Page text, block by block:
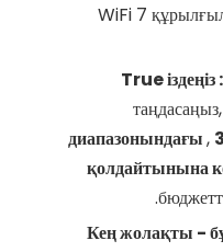
WiFi 7
диапазонындағы,
қолдайтынына
Кең жолақты -